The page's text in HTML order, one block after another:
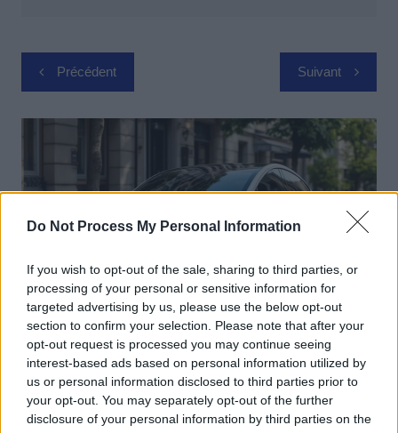
Do Not Process My Personal Information
If you wish to opt-out of the sale, sharing to third parties, or
processing of your personal or sensitive information for
targeted advertising by us, please use the below opt-out
section to confirm your selection. Please note that after your
opt-out request is processed you may continue seeing
interest-based ads based on personal information utilized by
us or personal information disclosed to third parties prior to
your opt-out. You may separately opt-out of the further
disclosure of your personal information by third parties on the
Navigation
de
l’article
Précédent Suivant
Actus Info
Elon Musk nuirait gravement à Tesla
selon une étude européenne